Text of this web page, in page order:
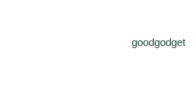
goodgodget